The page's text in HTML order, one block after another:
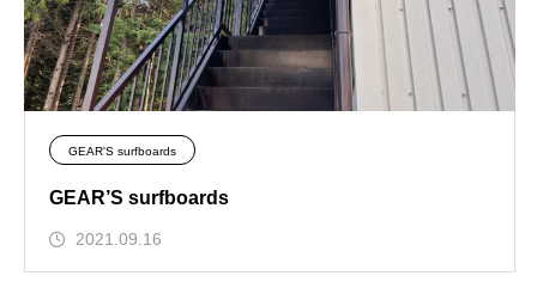
GEAR'S surfboards
GEAR’S surfboards
2021.09.16